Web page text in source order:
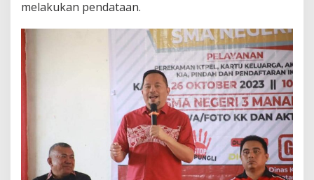
melakukan pendataan.